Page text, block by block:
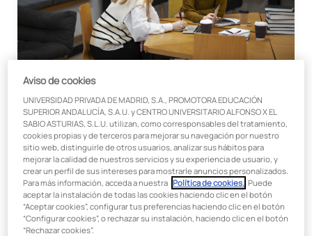
06/07/2026
¿Qué asignaturas tiene el Doble Grado en ADE y
Derecho?
¡Artículo actualizado!
Aviso de cookies
UNIVERSIDAD PRIVADA DE MADRID, S.A., PROMOTORA EDUCACIÓN
SUPERIOR ANDALUCÍA, S.A.U. y CENTRO UNIVERSITARIO ALFONSO X EL
SABIO ASTURIAS, S.L.U. utilizan, como corresponsables del tratamiento,
cookies propias y de terceros para mejorar su navegación por nuestro
sitio web, distinguirle de otros usuarios, analizar sus hábitos para
mejorar la calidad de nuestros servicios y su experiencia de usuario, y
crear un perfil de sus intereses para mostrarle anuncios personalizados.
Para más información, acceda a nuestra Política de cookies. . Puede
aceptar la instalación de todas las cookies haciendo clic en el botón
“Aceptar cookies”, configurar tus preferencias haciendo clic en el botón
“Configurar cookies”, o rechazar su instalación, haciendo clic en el botón
“Rechazar cookies”.